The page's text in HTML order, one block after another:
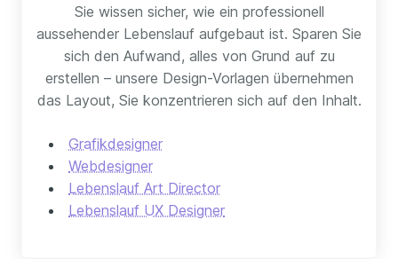
Sie wissen sicher, wie ein professionell
aussehender Lebenslauf aufgebaut ist. Sparen Sie
sich den Aufwand, alles von Grund auf zu
erstellen – unsere Design-Vorlagen übernehmen
das Layout, Sie konzentrieren sich auf den Inhalt.
Grafikdesigner
Webdesigner
Lebenslauf Art Director
Lebenslauf UX Designer